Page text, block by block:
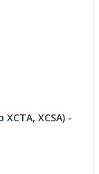
XCSA) -